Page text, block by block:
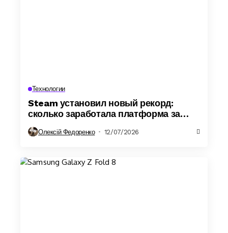
Технологии
Steam установил новый рекорд:
сколько заработала платформа за
полгода
Олексій Федоренко 12/07/2026